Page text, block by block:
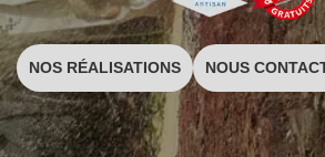
NOS RÉALISATIONS NOUS